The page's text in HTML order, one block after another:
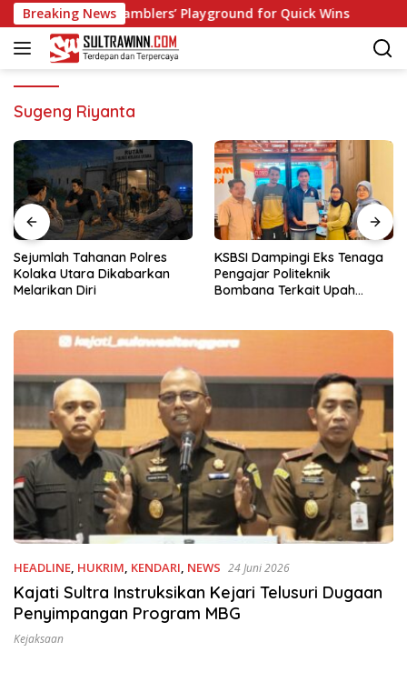
Langsung
ke
konten
Breaking News
Fast‑Paced Gamblers’ Playground for Quick Wins
Sugeng Riyanta
Sejumlah Tahanan Polres
Kolaka Utara Dikabarkan
Melarikan Diri
KSBSI Dampingi Eks Tenaga
Pengajar Politeknik
Bombana Terkait Upah
HEADLINE, HUKRIM, KENDARI, NEWS 24 Juni 2026
Kajati Sultra Instruksikan Kejari Telusuri Dugaan
Penyimpangan Program MBG
Kejaksaan